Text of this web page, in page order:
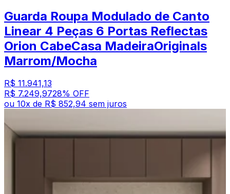
Guarda Roupa Modulado de Canto
Linear 4 Peças 6 Portas Reflectas
Orion CabeCasa MadeiraOriginals
Marrom/Mocha
R$ 11.941,13
R$ 7.249,9728% OFF
ou 10x de R$ 852,94 sem juros